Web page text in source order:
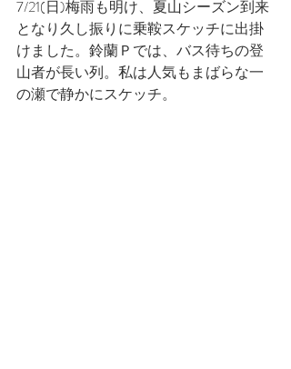
7/21(日)梅雨も明け、夏山シーズン到来
となり久し振りに乗鞍スケッチに出掛
けました。鈴蘭Ｐでは、バス待ちの登
山者が長い列。私は人気もまばらな一
の瀬で静かにスケッチ。